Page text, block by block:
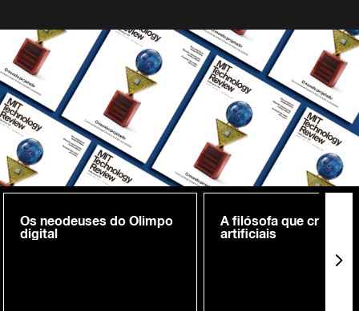
Os neodeuses do Olimpo
digital
A filósofa que cria
artificiais